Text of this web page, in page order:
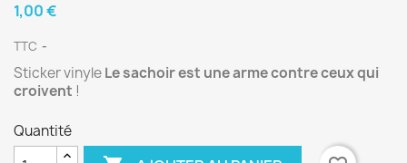
1,00 €
TTC
Sticker vinyleLe sachoir est une arme contre ceux qui
croivent !
Quantité